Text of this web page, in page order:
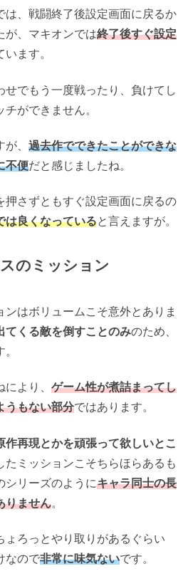
は、戦闘終了後設定画面に戻るか
が、マキオンでは終了後すぐ設定
います。
せでもう一度戦ったり、負けてし
ができません。
、 過去作でできたことができな
不便だと感じましたね。
押さずともすぐ設定画面に戻るの
は良くなっていると言えますが。
のミッション
ンはボリュームこそ意外とありま
てくる敵を倒すことのみのため、
より、 ゲーム性が煮詰まってし
うもない部分ではあります。
作再現とかを頑張って欲しいとこ
たミッションこそちらほらあるも
シリーズのようにキャラ同士の長
りません。
ょろっとやり取りがあるぐらい
なので非常に味気ないです。